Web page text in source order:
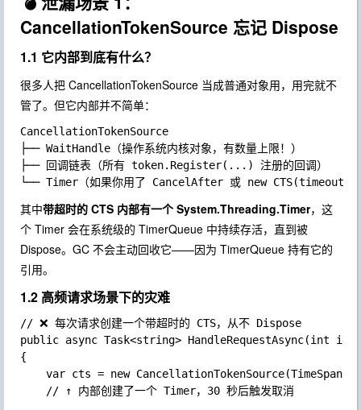
CancellationTokenSource 忘记 Dispose
1.1 它内部到底有什么？
很多人把 CancellationTokenSource 当成普通对象用，用完就不
管了。但它内部并不简单：
CancellationTokenSource
├── WaitHandle（操作系统内核对象，有数量上限！）
├── 回调链表（所有 token.Register(...) 注册的回调）
其中带超时的 CTS 内部有一个System.Threading.Timer，这
个 Timer 会在系统级的 TimerQueue 中持续存活，直到被
Dispose。GC 不会主动回收它——因为 TimerQueue 持有它的
引用。
1.2 高频请求场景下的灾难
// ❌ 每次请求创建一个带超时的 CTS，从不 Dispose
public async Task<string> HandleRequestAsync(int id)
{